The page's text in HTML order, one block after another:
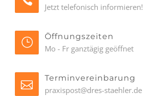
Jetzt telefonisch informieren!
Öffnungszeiten
Mo - Fr ganztägig geöffnet
Terminvereinbarung
praxispost@dres-staehler.de